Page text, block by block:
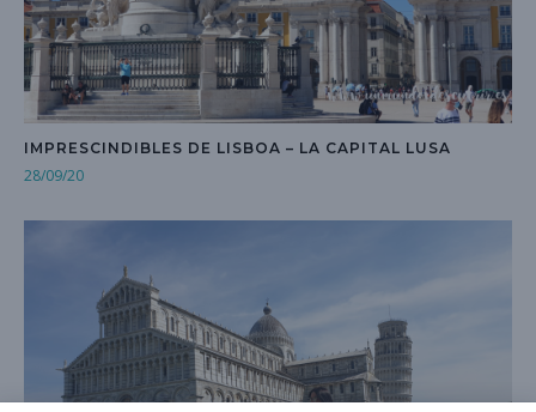
IMPRESCINDIBLES DE LISBOA – LA CAPITAL LUSA
28/09/20